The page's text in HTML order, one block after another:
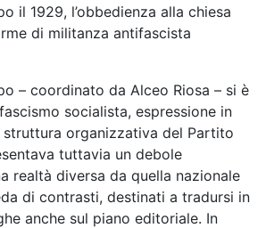
il 1929, l’obbedienza alla chiesa
di militanza antifascista
– coordinato da Alceo Riosa – si è
socialista, espressione in
struttura organizzativa del Partito
tuttavia un debole
realtà diversa da quella nazionale
di contrasti, destinati a tradursi in
anche sul piano editoriale. In